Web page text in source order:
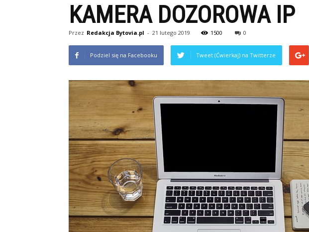
KAMERA DOZOROWA IP
Przez Redakcja Bytovia.pl - 21 lutego 2019 1500 0
Podziel się na Facebooku Tweet (Ćwierkaj) na Twitterze